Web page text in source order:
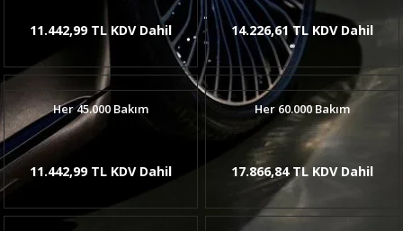
11.442,99 TL KDV Dahil 14.226,61 TL KDV Dahil
Her 45.000 Bakım
11.442,99 TL KDV Dahil
Her 60.000 Bakım
17.866,84 TL KDV Dahil